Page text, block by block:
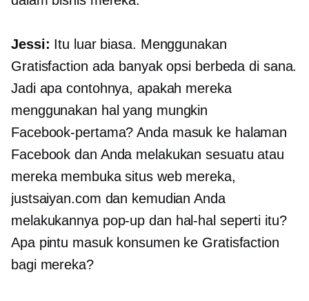
Jessi: Itu luar biasa. Menggunakan
Gratisfaction ada banyak opsi berbeda di sana.
Jadi apa contohnya, apakah mereka
menggunakan hal yang mungkin
Facebook-pertama? Anda masuk ke halaman
Facebook dan Anda melakukan sesuatu atau
mereka membuka situs web mereka,
justsaiyan.com dan kemudian Anda
melakukannya pop-up dan hal-hal seperti itu?
Apa pintu masuk konsumen ke Gratisfaction
bagi mereka?